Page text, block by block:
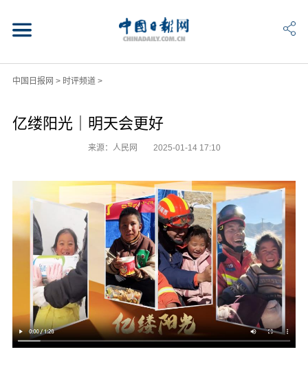
中国日报网 > 时评频道>
亿缕阳光｜明天会更好
来源：人民网 2025-01-14 17:10